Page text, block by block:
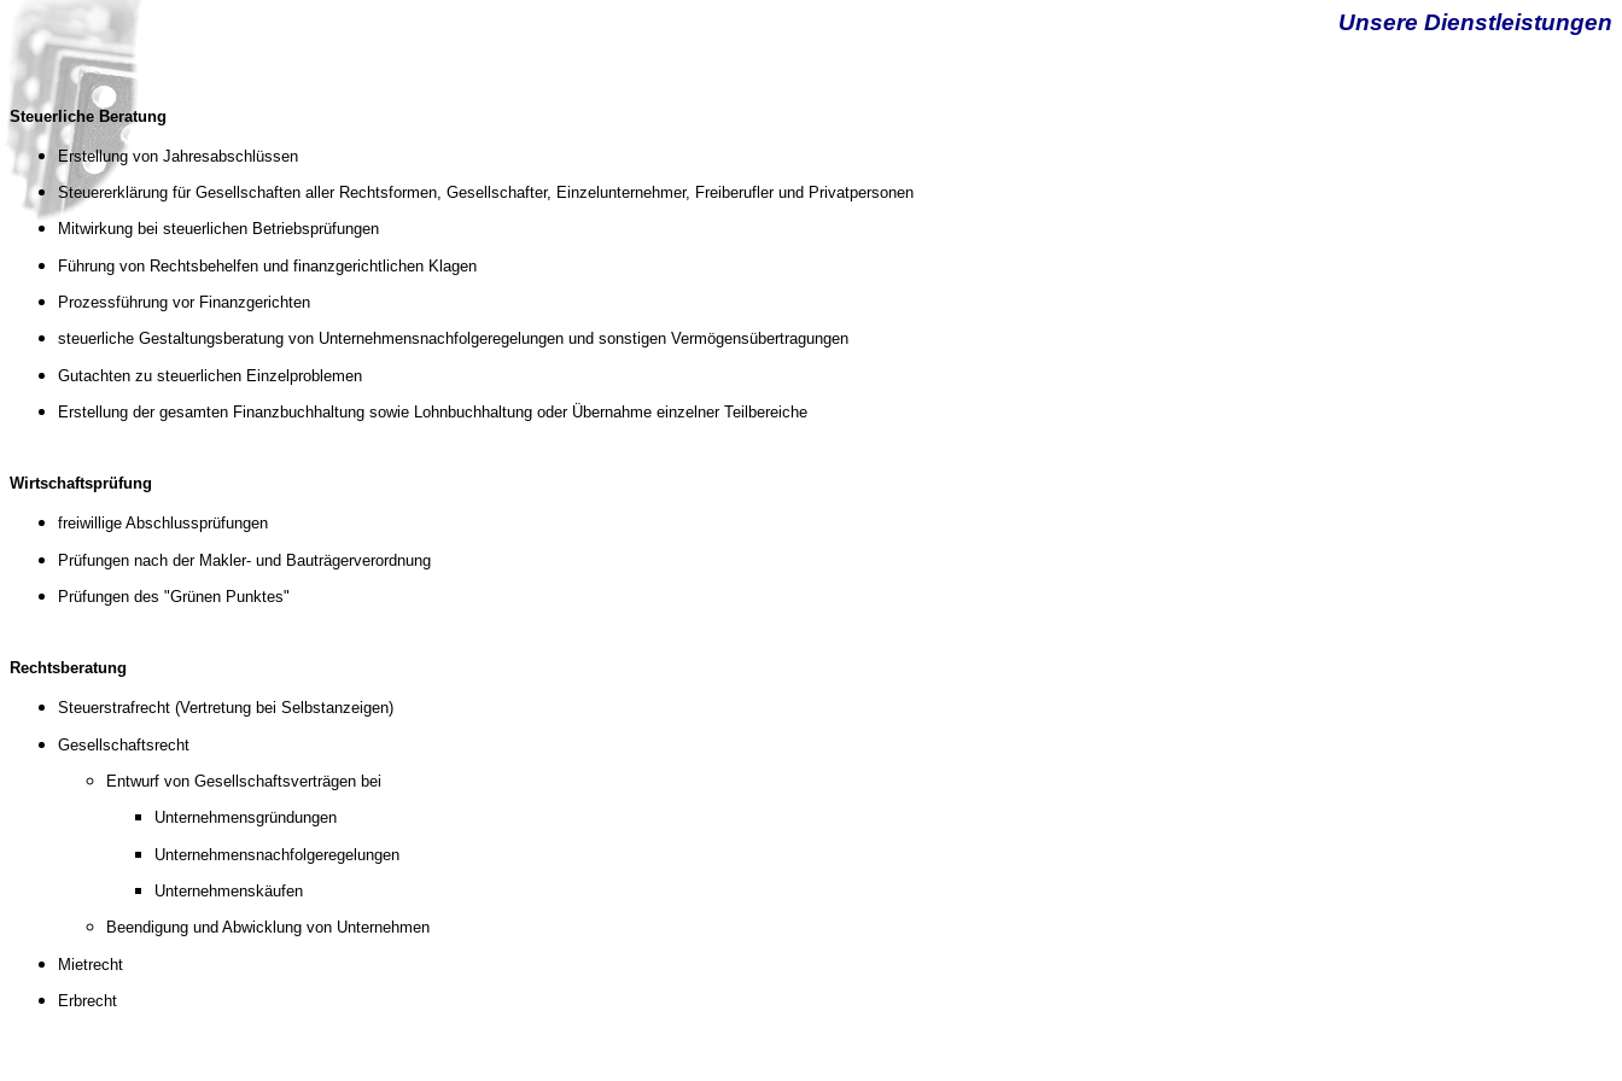
Unsere Dienstleistungen
Steuerliche Beratung
Erstellung von Jahresabschlüssen
Steuererklärung für Gesellschaften aller Rechtsformen, Gesellschafter, Einzelunternehmer, Freiberufler und Privatpersonen
Mitwirkung bei steuerlichen Betriebsprüfungen
Führung von Rechtsbehelfen und finanzgerichtlichen Klagen
Prozessführung vor Finanzgerichten
steuerliche Gestaltungsberatung von Unternehmensnachfolgeregelungen und sonstigen Vermögensübertragungen
Gutachten zu steuerlichen Einzelproblemen
Erstellung der gesamten Finanzbuchhaltung sowie Lohnbuchhaltung oder Übernahme einzelner Teilbereiche
Wirtschaftsprüfung
freiwillige Abschlussprüfungen
Prüfungen nach der Makler- und Bauträgerverordnung
Prüfungen des "Grünen Punktes"
Rechtsberatung
Steuerstrafrecht (Vertretung bei Selbstanzeigen)
Gesellschaftsrecht
Entwurf von Gesellschaftsverträgen bei
Unternehmensgründungen
Unternehmensnachfolgeregelungen
Unternehmenskäufen
Beendigung und Abwicklung von Unternehmen
Mietrecht
Erbrecht